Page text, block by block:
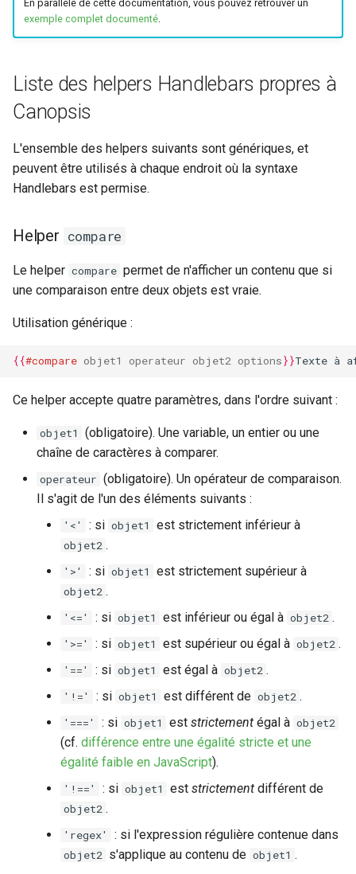
e
Gestion fixtures
webhook dans le webhook
suivant
Exemples d'utilisation du
Helpers mathématiques
basiques
Helper sum
Exemple d'utilisation du
Helper minus
Exemple d'utilisation du
helper mul
Helper divide
Exemple d'utilisation du
helper divide
Helpers chaînes de
Helper concat
Exemples d'utilisation du
Helper lowercase
Exemple d'utilisation du
helper lowercase
Helper uppercase
Exemple d'utilisation du
helper uppercase
Utilisateurs
En parallèle de cette documentation, vous pouvez retrouver un
exemple complet documenté.
Liste des helpers Handlebars propres à
Canopsis
L'ensemble des helpers suivants sont génériques, et
peuvent être utilisés à chaque endroit où la syntaxe
Handlebars est permise.
Helper compare
Le helper compare permet de n'afficher un contenu que si
une comparaison entre deux objets est vraie.
Utilisation générique :
{{#compare objet1 operateur objet2 options}}Texte à
Ce helper accepte quatre paramètres, dans l'ordre suivant :
objet1
(obligatoire). Une variable, un entier ou une
chaîne de caractères à comparer.
operateur (obligatoire). Un opérateur de comparaison.
Il s'agit de l'un des éléments suivants :
'<' : si objet1 est strictement inférieur à
objet2 .
'>' : si objet1 est strictement supérieur à
objet2 .
'<=' : si objet1 est inférieur ou égal à objet2 .
'>=' : si objet1 est supérieur ou égal à objet2 .
'==' : si objet1 est égal à objet2 .
'!=' : si objet1 est différent de objet2 .
'===' : si objet1 est strictement égal à objet2
(cf. différence entre une égalité stricte et une
égalité faible en JavaScript).
'!==' : si objet1 est strictement différent de
objet2 .
'regex' : si l'expression régulière contenue dans
objet2 s'applique au contenu de objet1 .